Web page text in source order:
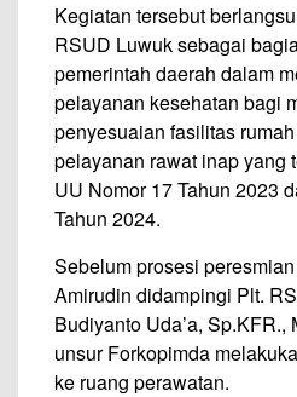
Kegiatan tersebut
RSUD Luwuk sebagai
pemerintah daerah dalam
pelayanan kesehatan bagi
penyesuaian fasilitas
pelayanan rawat inap yang
UU Nomor 17 Tahun 2023
Tahun 2024.
Sebelum prosesi
Amirudin didampingi Plt.
Budiyanto Uda’a,
unsur Forkopimda
ke ruang perawatan.